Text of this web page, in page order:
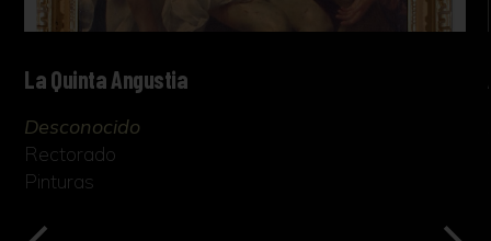
La Quinta Angustia
Desconocido
Rectorado
Pinturas